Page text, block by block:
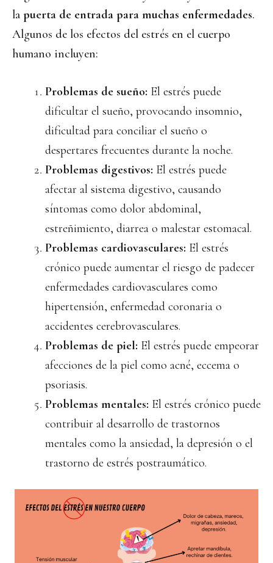
la puerta de entrada para muchas enfermedades.
Algunos de los efectos del estrés en el cuerpo
humano incluyen:
Problemas de sueño: El estrés puede
dificultar el sueño, provocando insomnio,
dificultad para conciliar el sueño o
despertares frecuentes durante la noche.
Problemas digestivos: El estrés puede
afectar al sistema digestivo, causando
síntomas como dolor abdominal,
estreñimiento, diarrea o malestar estomacal.
Problemas cardiovasculares: El estrés
crónico puede aumentar el riesgo de padecer
enfermedades cardiovasculares como
hipertensión, enfermedad coronaria o
accidentes cerebrovasculares.
Problemas de piel: El estrés puede empeorar
afecciones de la piel como acné, eccema o
psoriasis.
Problemas mentales: El estrés crónico puede
contribuir al desarrollo de trastornos
mentales como la ansiedad, la depresión o el
trastorno de estrés postraumático.